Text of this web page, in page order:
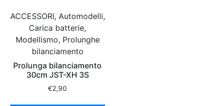
ACCESSORI, Automodelli,
Carica batterie,
Modellismo, Prolunghe
bilanciamento
Prolunga bilanciamento
30cm JST-XH 3S
€2,90